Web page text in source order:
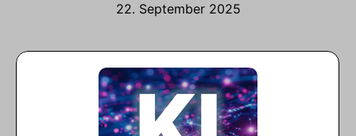
22. September 2025